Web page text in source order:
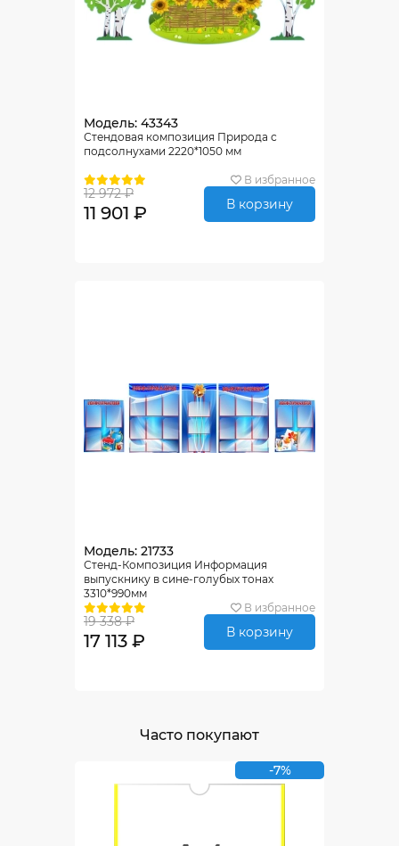
Модель: 43343
Стендовая композиция Природа с
подсолнухами 2220*1050 мм
В избранное
12 972 ₽
11 901 ₽ В корзину
Модель: 21733
Стенд-Композиция Информация
выпускнику в сине-голубых тонах
3310*990мм
В избранное
19 338 ₽
17 113 ₽ В корзину
Часто покупают
-7%